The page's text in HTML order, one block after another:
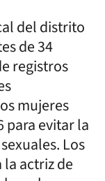
del distrito
de 34
registros
mujeres
para evitar la
Los
actriz de